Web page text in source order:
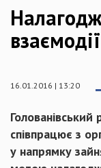
взаємодії
16.01.2016 | 13:20
співпрацює з
у напрямку